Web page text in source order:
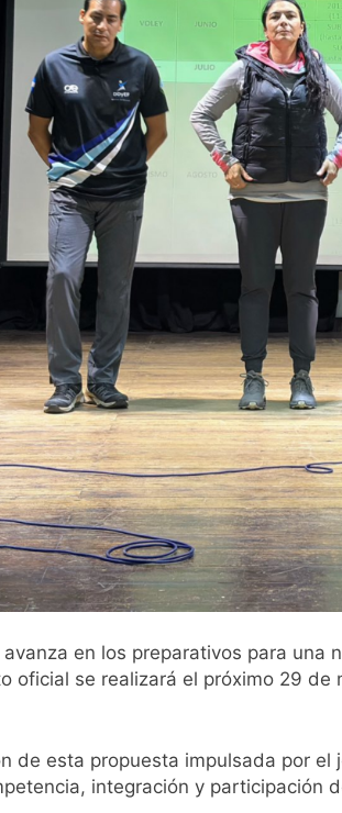
en los preparativos para
oficial se realizará el próximo 29 de
de esta propuesta impulsada por
integración y participación